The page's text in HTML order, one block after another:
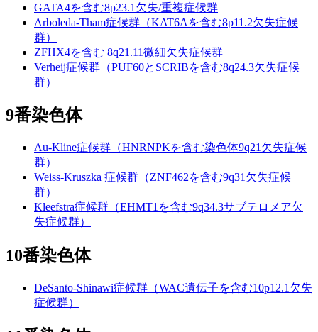
GATA4を含む8p23.1欠失/重複症候群
Arboleda-Tham症候群（KAT6Aを含む8p11.2欠失症候
群）
ZFHX4を含む 8q21.11微細欠失症候群
Verheij症候群（PUF60とSCRIBを含む8q24.3欠失症候
群）
9番染色体
Au-Kline症候群（HNRNPKを含む染色体9q21欠失症候
群）
Weiss-Kruszka 症候群（ZNF462を含む9q31欠失症候
群）
Kleefstra症候群（EHMT1を含む9q34.3サブテロメア欠
失症候群）
10番染色体
DeSanto-Shinawi症候群（WAC遺伝子を含む10p12.1欠失
症候群）